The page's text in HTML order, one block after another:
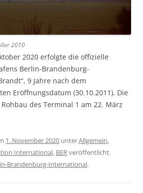
2010
2020 erfolgte die offizielle
Berlin-Brandenburg-
9 Jahre nach dem
Eröffnungsdatum (30.10.2011). Die
des Terminal 1 am 22. März
1. November 2020 unterAllgemein,
International, BERveröffentlicht.
Brandenburg-International.